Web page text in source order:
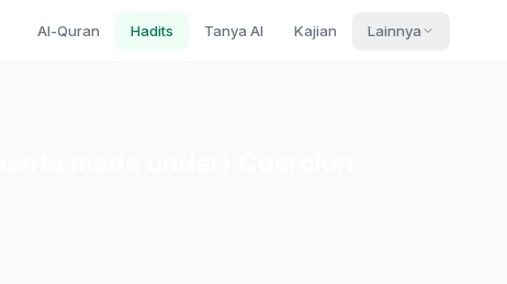
Al-Quran Hadits Tanya AI Kajian Lainnya